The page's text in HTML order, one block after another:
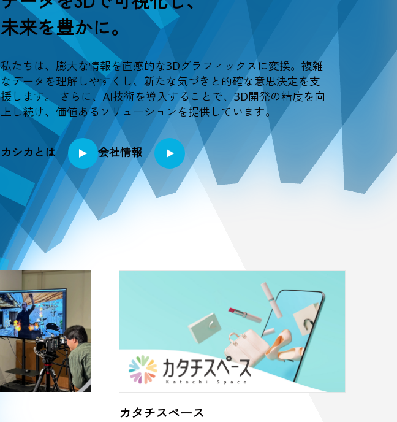
未来を豊かに。
私たちは、膨大な情報を直感的な3Dグラフィックスに変換。複雑
なデータを理解しやすくし、新たな気づきと的確な意思決定を支
援します。 さらに、AI技術を導入することで、3D開発の精度を向
上し続け、価値あるソリューションを提供しています。
カシカとは 会社情報
カタチスペース